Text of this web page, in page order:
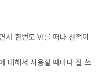
서 한번도 VI를 떠나 산적이
대해서 사용할 때마다 잘 쓰